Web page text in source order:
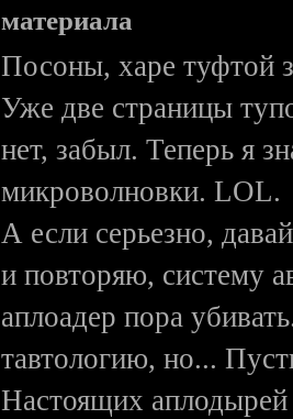
материала
Посоны, харе туфтой
Уже две страницы
нет, забыл. Теперь я
микроволновки. LOL.
А если серьезно,
и повторяю, систему
аплоадер пора
тавтологию, но...
Настоящих